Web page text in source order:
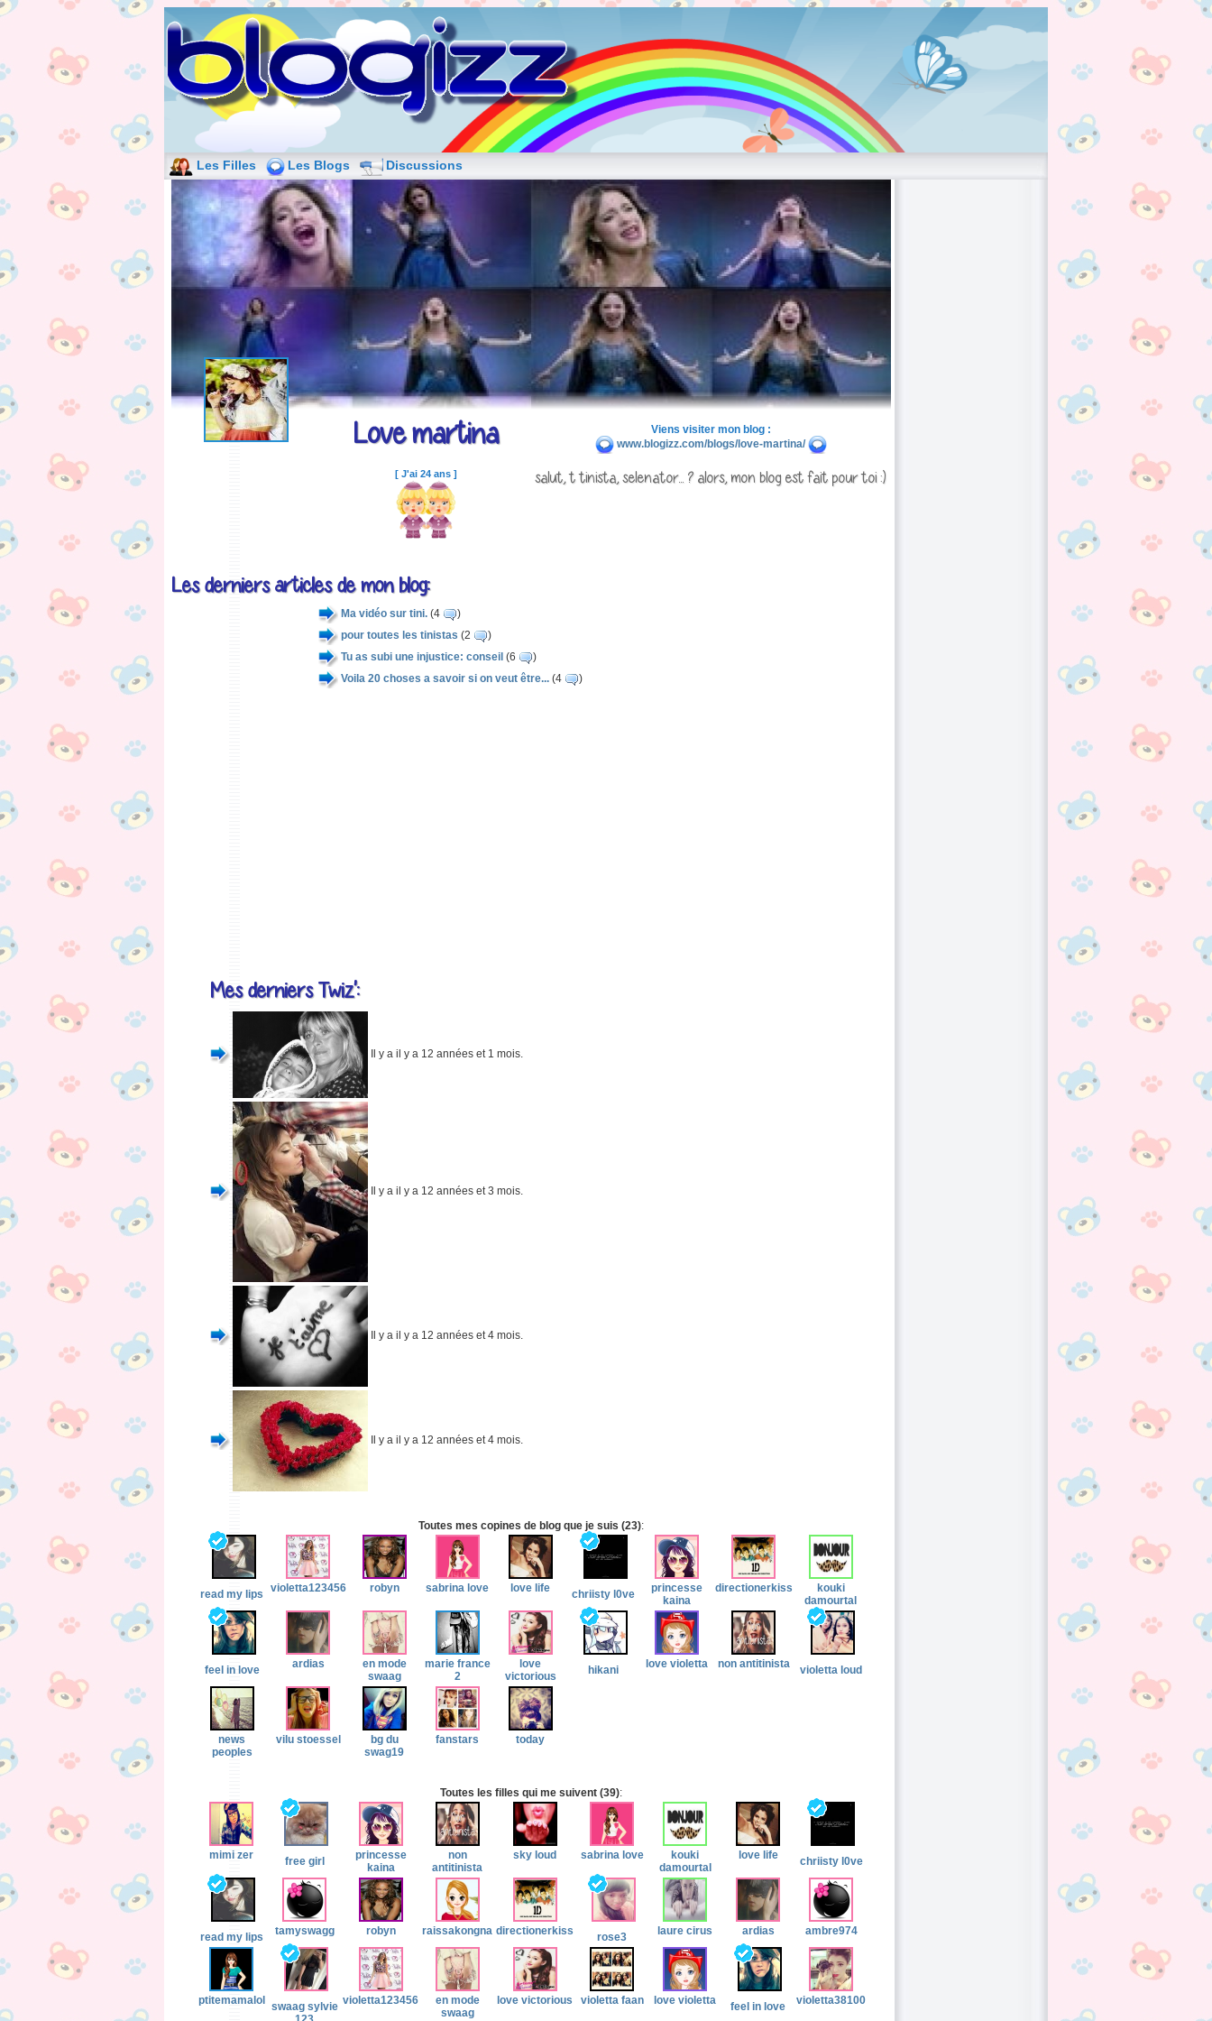
Les Filles Les Blogs Discussions
Love martina
[ J'ai 24 ans ]
Viens visiter mon blog :
www.blogizz.com/blogs/love-martina/
salut, t tinista, selenator... ? alors, mon blog est fait pour toi :)
Les derniers articles de mon blog:
Ma vidéo sur tini. (4
)
pour toutes les tinistas (2
)
Tu as subi une injustice: conseil (6
)
Voila 20 choses a savoir si on veut être... (4 )
Mes derniers Twiz':
Il y a il y a 12 années et 1 mois.
Il y a il y a 12 années et 3 mois.
Il y a il y a 12 années et 4 mois.
Il y a il y a 12 années et 4 mois.
Toutes mes copines de blog que je suis (23):
read my lips violetta123456 robyn sabrina love love life chriisty l0ve
princesse
kaina
directionerkiss
kouki
damourtal
feel in love ardias
en mode
swaag
marie france
2
love
victorious
hikani love violetta non antitinista violetta loud
news
peoples
vilu stoessel
bg du
swag19
fanstars today
Toutes les filles qui me suivent (39):
mimi zer free girl
princesse
kaina
non
antitinista
sky loud sabrina love
kouki
damourtal
love life chriisty l0ve
read my lips tamyswagg robyn raissakongna directionerkiss rose3 laure cirus ardias ambre974
ptitemamalol
swaag sylvie violetta123456
en mode
swaag
love victorious violetta faan love violetta feel in love violetta38100